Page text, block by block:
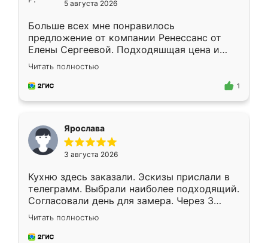
5 августа 2026
Больше всех мне понравилось
предложение от компании Ренессанс от
Елены Сергеевой. Подходяшщая цена и
короткие сроки изготовления. Приехавший
для замера сотрудник Владислав
предложил по моему эскизу самый
Читать полностью
1
Ярослава
3 августа 2026
Кухню здесь заказали. Эскизы прислали в
телеграмм. Выбрали наиболее подходящий.
Согласовали день для замера. Через 3
недели кухня была уже готова. Остались
довольны работой. Спасибо Ренессанс
мебель за качественную работу!
Читать полностью